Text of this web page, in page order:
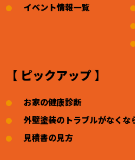
イベント情報一覧
【 ピックアップ 】
お家の健康診断
外壁塗装のトラブルがなくな
見積書の見方